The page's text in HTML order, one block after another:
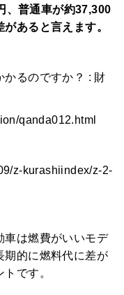
、普通車が約37,300
あると言えます。
かるのですか？ : 財
qanda012.html
z-kurashiindex/z-2-
車は燃費がいいモデ
期的に燃料代に差が
です。